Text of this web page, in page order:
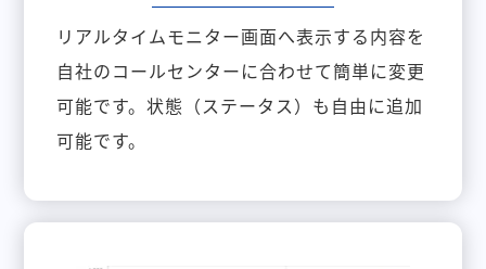
リアルタイムモニター画面へ表示する内容を
自社のコールセンターに合わせて簡単に変更
可能です。状態（ステータス）も自由に追加
可能です。